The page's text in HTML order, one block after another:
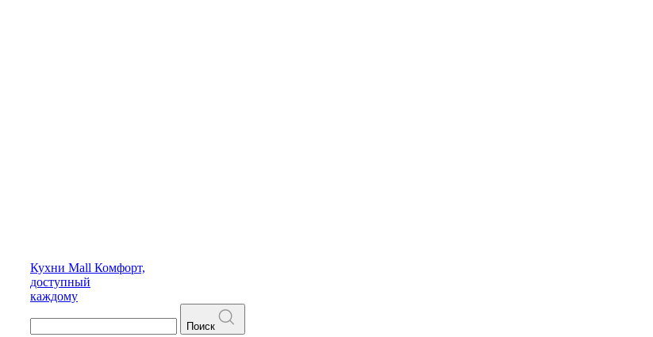
Кухни Mall Комфорт,
доступный
каждому
Поиск